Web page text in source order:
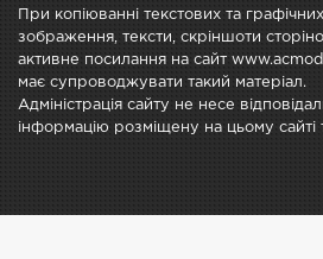
При копіюванні текстових та
зображення, тексти, скріншоти
активне посилання на сайт
має супроводжувати такий матеріал.
Адміністрація сайту не несе
інформацію розміщену на цьому сайті